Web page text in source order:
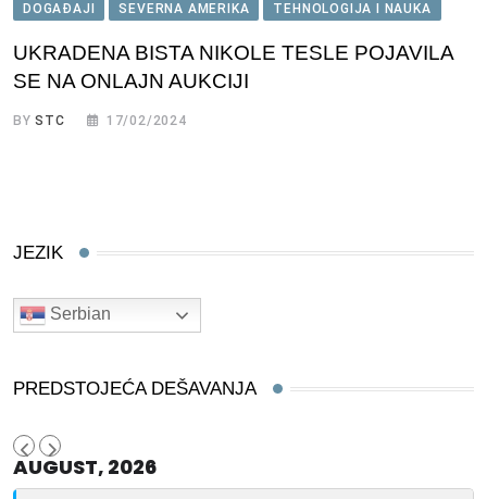
DOGAĐAJI SEVERNA AMERIKA TEHNOLOGIJA I NAUKA
UKRADENA BISTA NIKOLE TESLE POJAVILA
SE NA ONLAJN AUKCIJI
BYSTC 17/02/2024
JEZIK
Serbian
PREDSTOJEĆA DEŠAVANJA
AUGUST, 2026